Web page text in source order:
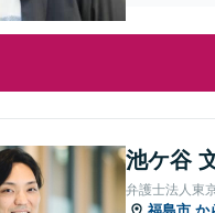
池ケ谷
弁護士法人東